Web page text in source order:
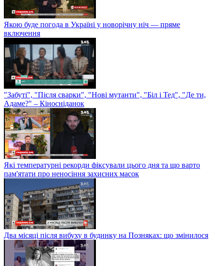
Якою буде погода в Україні у новорічну ніч — пряме
включення
"Забуті", "Після сварки", "Нові мутанти", "Біл і Тед", "Де ти,
Адаме?" – Кіносніданок
Які температурні рекорди фіксували цього дня та що варто
пам'ятати про неносіння захисних масок
Два місяці після вибуху в будинку на Позняках: що змінилося